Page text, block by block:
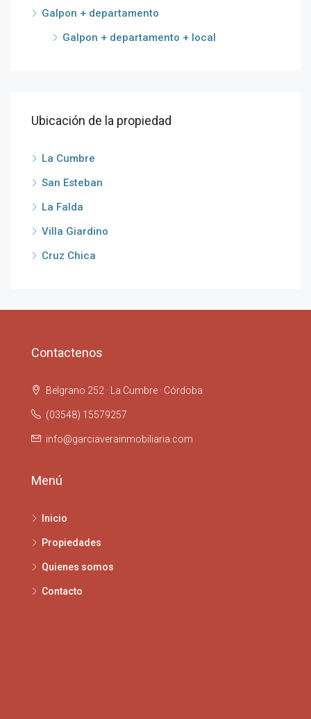
Galpon + departamento
Galpon + departamento + local
Ubicación de la propiedad
La Cumbre
San Esteban
La Falda
Villa Giardino
Cruz Chica
Contactenos
Belgrano 252 · La Cumbre · Córdoba
(03548) 15579257
info@garciaverainmobiliaria.com
Menú
Inicio
Propiedades
Quienes somos
Contacto